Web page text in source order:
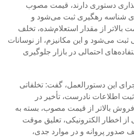
دستوری دارند، قیمت مصوب
شناسه رهگیری ثبت می‌شود و
بالاتر از مقدار استعلام‌شده، تخلف
ثبت می‌شود و این مکانیزم، از نوسانات
احتمالی در بازار جلوگیری
این دستورالعمل، گفت: تخلفاتی
اطلاعات نادرست، تأخیر در
بالاتر از قیمت مصوب، بسته به
از اخطار الکترونیکی، تعلیق موقت
صدور پروانه و در موارد جدی،